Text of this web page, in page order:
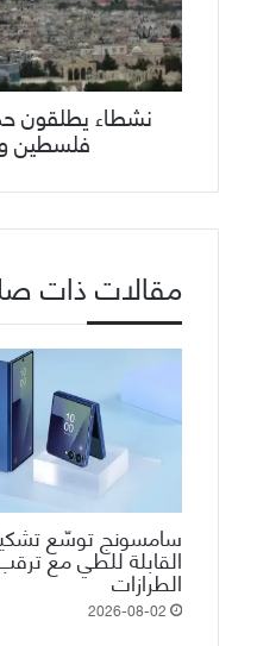
نشطاء يطلقون
فلسطين
مقالات ذات
سامسونج توسّع
القابلة للطي مع
الطرازات
2026-08-02